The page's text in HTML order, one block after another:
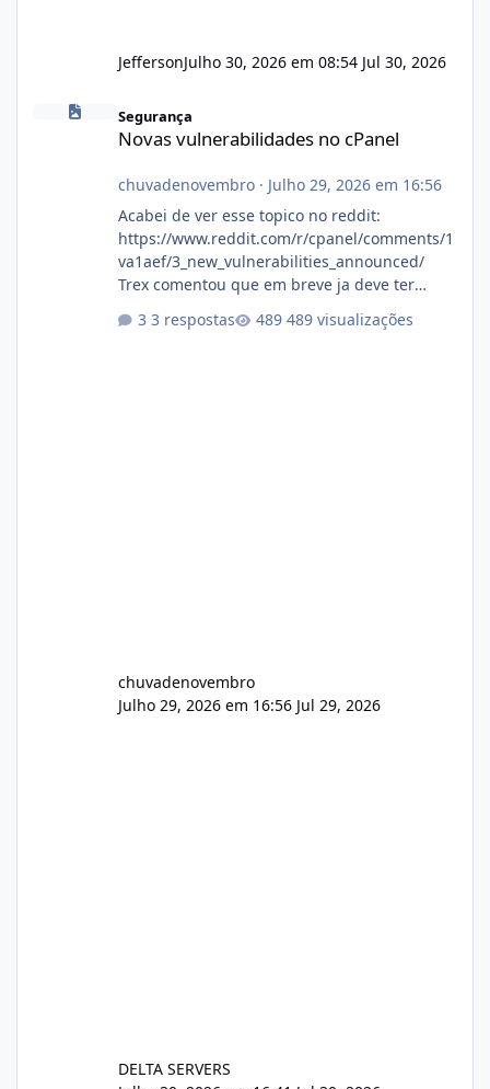
JeffersonJulho 30, 2026 em 08:54 Jul 30, 2026
Novas vulnerabilidades no cPanel
Segurança
Novas vulnerabilidades no cPanel
chuvadenovembro· Julho 29, 2026 em 16:56
Acabei de ver esse topico no reddit:
https://www.reddit.com/r/cpanel/comments/1
va1aef/3_new_vulnerabilities_announced/
Trex comentou que em breve ja deve ter
3 respostas 489 visualizações
chuvadenovembro
Julho 29, 2026 em 16:56 Jul 29, 2026
DELTA SERVERS